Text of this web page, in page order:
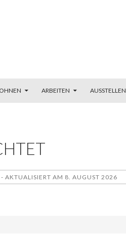
ARBEITEN AUSSTELLEN
AKTUALISIERT AM 8. AUGUST 2026